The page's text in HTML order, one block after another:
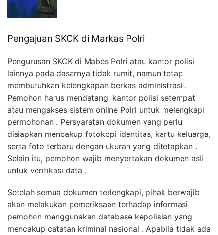
Pengajuan SKCK di Markas Polri
Pengurusan SKCK di Mabes Polri atau kantor polisi
lainnya pada dasarnya tidak rumit, namun tetap
membutuhkan kelengkapan berkas administrasi .
Pemohon harus mendatangi kantor polisi setempat
atau mengakses sistem online Polri untuk melengkapi
permohonan . Persyaratan dokumen yang perlu
disiapkan mencakup fotokopi identitas, kartu keluarga,
serta foto terbaru dengan ukuran yang ditetapkan .
Selain itu, pemohon wajib menyertakan dokumen asli
untuk verifikasi data .
Setelah semua dokumen terlengkapi, pihak berwajib
akan melakukan pemeriksaan terhadap informasi
pemohon menggunakan database kepolisian yang
mencakup catatan kriminal nasional . Apabila tidak ada